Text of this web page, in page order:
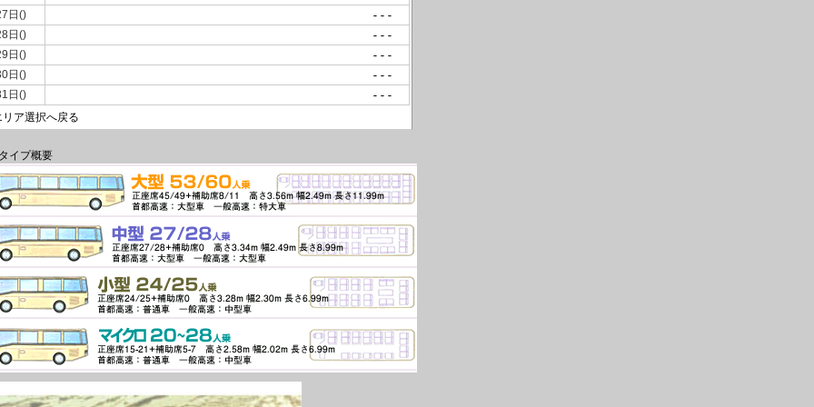
日() ---
日() ---
日() ---
日() ---
日() ---
ア選択へ戻る
イプ概要